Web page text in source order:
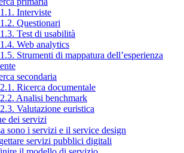
Interviste
Questionari
Test di usabilità
Web analytics
Strumenti di mappatura dell’esperienza
secondaria
Ricerca documentale
Analisi benchmark
Valutazione euristica
dei servizi
sono i servizi e il service design
servizi pubblici digitali